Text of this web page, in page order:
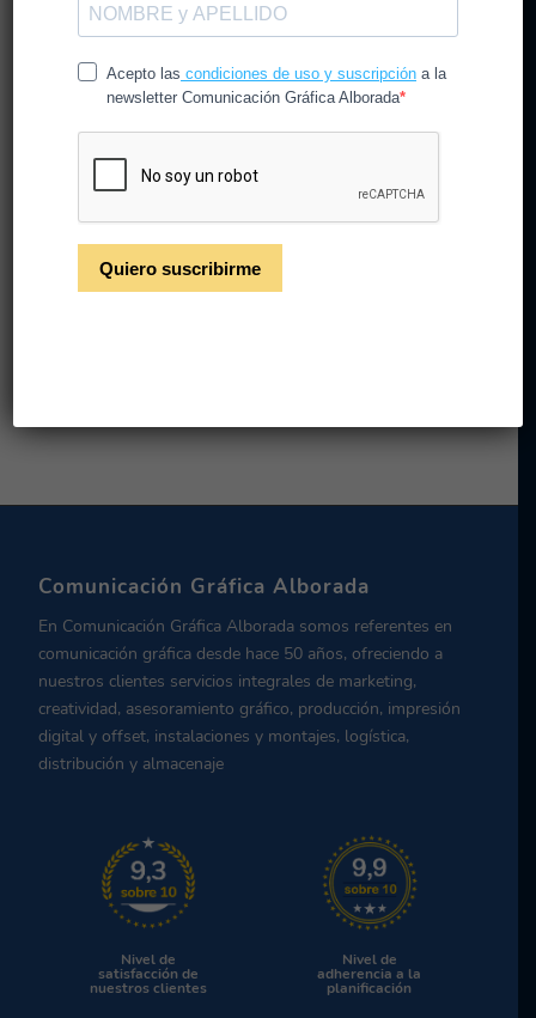
Estrategias en el punto de
venta para la vuelta a la
rutina
17 de junio de 2026 / enCG Alborada / porCGAlborada
Estrategias de comunicación visual clave
para destacar en el punto de venta tras el
verano. Atrae clientes y potencia tus
Comunicación Gráfica Alborada
En Comunicación Gráfica Alborada somos referentes en
comunicación gráfica desde hace 50 años, ofreciendo a
nuestros clientes servicios integrales de marketing,
creatividad, asesoramiento gráfico, producción, impresión
digital y offset, instalaciones y montajes, logística,
distribución y almacenaje
Nivel de
satisfacción de
nuestros clientes
Nivel de
adherencia a la
planificación